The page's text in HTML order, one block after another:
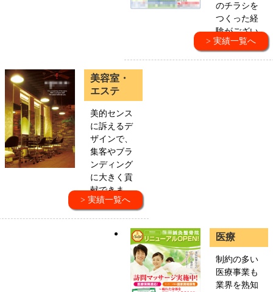
のチラシを
つくった経
験がござい
ます。
> 実績一覧へ
美容室・
エステ
美的センス
に訴えるデ
ザインで、
集客やブラ
ンディング
に大きく貢
献できま
す。
> 実績一覧へ
医療
制約の多い
医療事業も
業界を熟知